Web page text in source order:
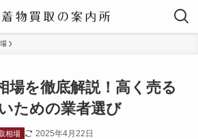
場を徹底解説！高く売る
ための業者選び
相場
2025年4月22日